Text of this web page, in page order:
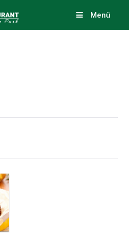
Menü